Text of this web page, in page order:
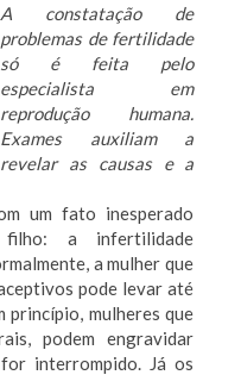
A constatação de
problemas de fertilidade
só é feita pelo
especialista em
reprodução humana.
Exames auxiliam a
revelar as causas e a
um fato inesperado
a infertilidade
a mulher que
pode levar até
princípio, mulheres que
podem engravidar
interrompido. Já os